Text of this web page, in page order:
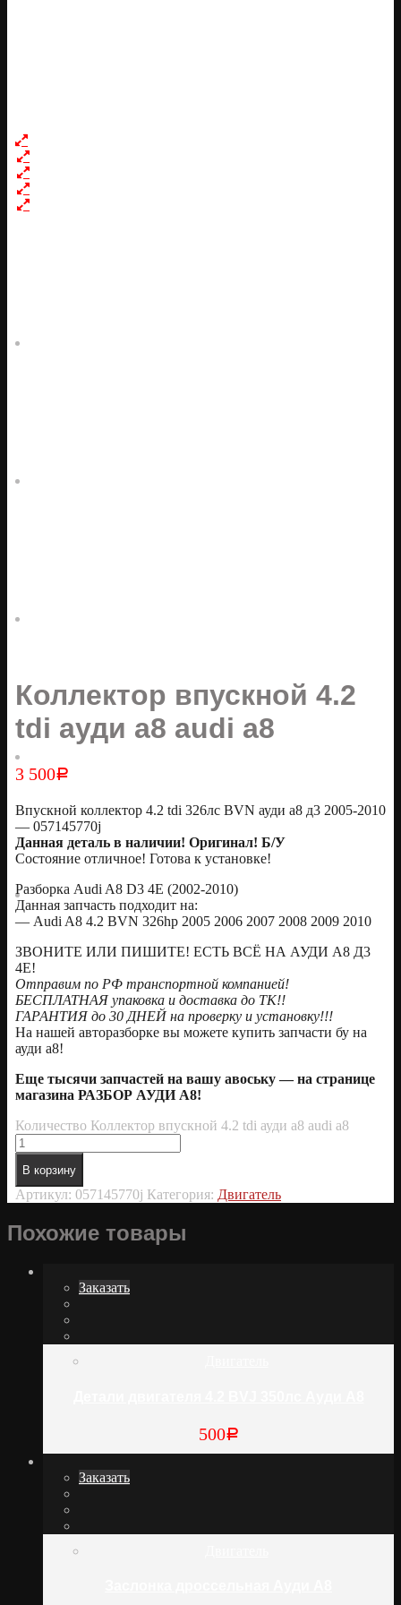
Коллектор впускной 4.2
tdi ауди а8 audi a8
3 500Р
Впускной коллектор 4.2 tdi 326лс BVN ауди а8 д3 2005-2010
— 057145770j
Данная деталь в наличии! Оригинал! Б/У
Состояние отличное! Готова к установке!
Разборка Audi A8 D3 4E (2002-2010)
Данная запчасть подходит на:
— Audi A8 4.2 BVN 326hp 2005 2006 2007 2008 2009 2010
ЗВОНИТЕ ИЛИ ПИШИТЕ! ЕСТЬ ВСЁ НА АУДИ А8 Д3
4Е!
Отправим по РФ транспортной компанией!
БЕСПЛАТНАЯ упаковка и доставка до ТК!!
ГАРАНТИЯ до 30 ДНЕЙ на проверку и установку!!!
На нашей авторазборке вы можете купить запчасти бу на
ауди а8!
Еще тысячи запчастей на вашу авоську — на странице
магазина РАЗБОР АУДИ А8!
Количество Коллектор впускной 4.2 tdi ауди а8 audi a8
В корзину
Артикул: 057145770j Категория: Двигатель
Похожие товары
Заказать
500Р
Заказать